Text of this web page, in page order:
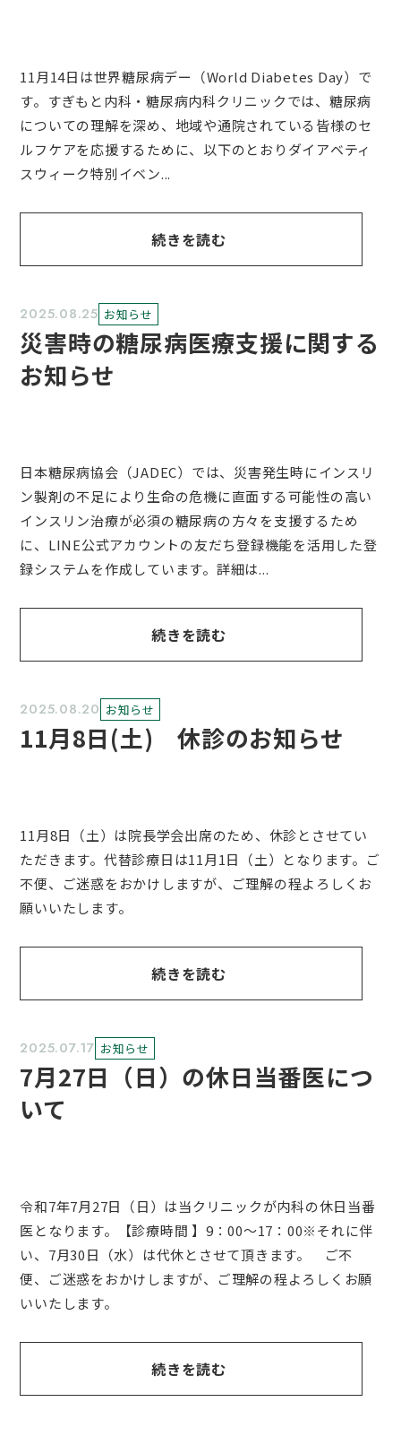
11月14日は世界糖尿病デー（World Diabetes Day）で
す。すぎもと内科・糖尿病内科クリニックでは、糖尿病
についての理解を深め、地域や通院されている皆様のセ
ルフケアを応援するために、以下のとおりダイアベティ
スウィーク特別イベン...
続きを読む
2025.08.25 お知らせ
災害時の糖尿病医療支援に関する
お知らせ
日本糖尿病協会（JADEC）では、災害発生時にインスリ
ン製剤の不足により生命の危機に直面する可能性の高い
インスリン治療が必須の糖尿病の方々を支援するため
に、LINE公式アカウントの友だち登録機能を活用した登
録システムを作成しています。詳細は...
続きを読む
2025.08.20 お知らせ
11月8日(土) 休診のお知らせ
11月8日（土）は院長学会出席のため、休診とさせてい
ただきます。代替診療日は11月1日（土）となります。ご
不便、ご迷惑をおかけしますが、ご理解の程よろしくお
願いいたします。
続きを読む
2025.07.17 お知らせ
7月27日（日）の休日当番医につ
いて
令和7年7月27日（日）は当クリニックが内科の休日当番
医となります。【診療時間 】9：00～17：00※それに伴
い、7月30日（水）は代休とさせて頂きます。 ご不
便、ご迷惑をおかけしますが、ご理解の程よろしくお願
いいたします。
続きを読む